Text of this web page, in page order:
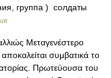
группа ) солдаты
Μεταγενέστερο
συμβατικά το
Πρωτεύουσα του